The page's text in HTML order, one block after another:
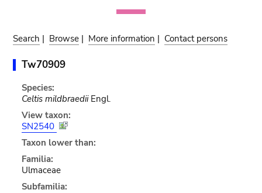
Search | Browse | More information | Contact persons
Tw70909
Species:
Celtis mildbraediiEngl.
View taxon:
SN2540
Taxon lower than:
Familia:
Ulmaceae
Subfamilia: